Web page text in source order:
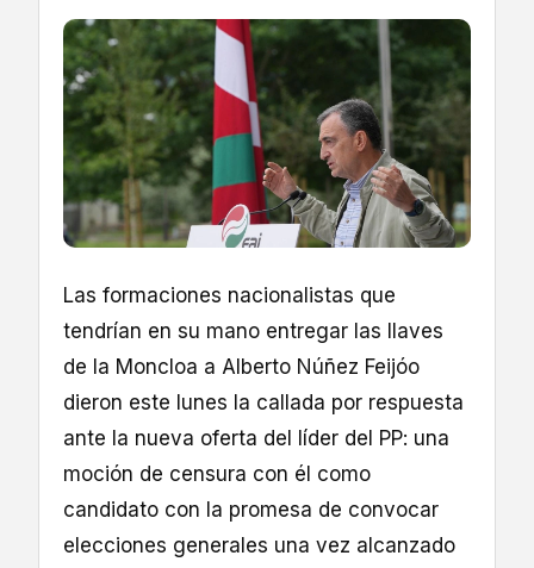
Las formaciones nacionalistas que
tendrían en su mano entregar las llaves
de la Moncloa a Alberto Núñez Feijóo
dieron este lunes la callada por respuesta
ante la nueva oferta del líder del PP: una
moción de censura con él como
candidato con la promesa de convocar
elecciones generales una vez alcanzado